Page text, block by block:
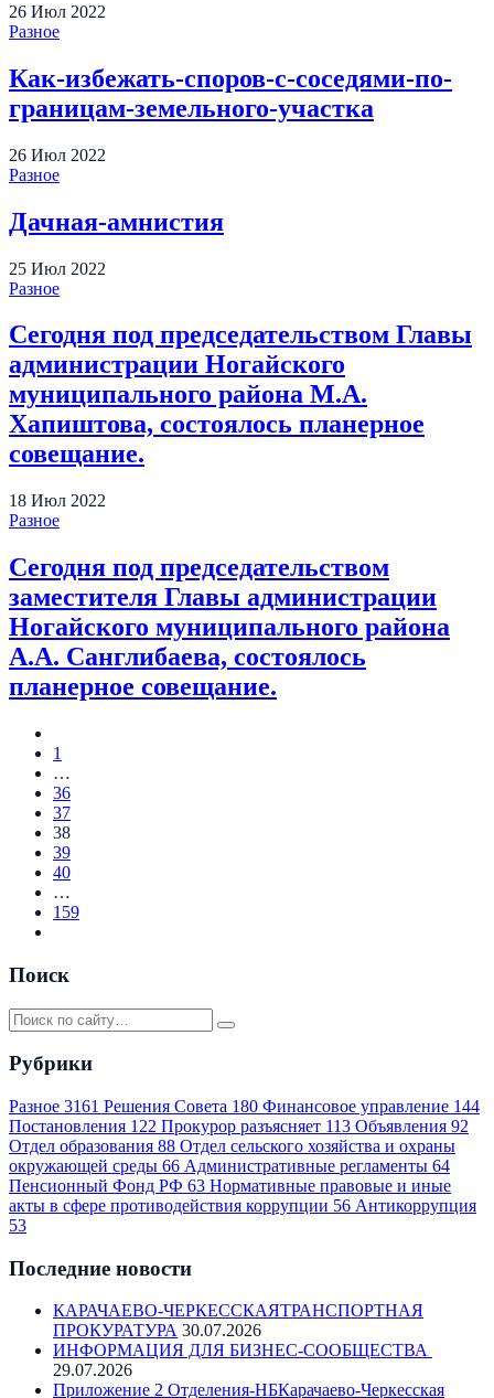
26 Июл 2022
Разное
Как-избежать-споров-с-соседями-по-
границам-земельного-участка
26 Июл 2022
Разное
Дачная-амнистия
25 Июл 2022
Разное
Сегодня под председательством Главы
администрации Ногайского
муниципального района М.А.
Хапиштова, состоялось планерное
совещание.
18 Июл 2022
Разное
Сегодня под председательством
заместителя Главы администрации
Ногайского муниципального района
А.А. Санглибаева, состоялось
планерное совещание.
1
…
36
37
38
39
40
…
159
Поиск
Рубрики
Разное 3161 Решения Совета 180 Финансовое управление 144
Постановления 122 Прокурор разъясняет 113 Объявления 92
Отдел образования 88 Отдел сельского хозяйства и охраны
окружающей среды 66 Административные регламенты 64
Пенсионный Фонд РФ 63 Нормативные правовые и иные
акты в сфере противодействия коррупции 56 Антикоррупция
53
Последние новости
КАРАЧАЕВО-ЧЕРКЕССКАЯТРАНСПОРТНАЯ
ПРОКУРАТУРА 30.07.2026
ИНФОРМАЦИЯ ДЛЯ БИЗНЕС-СООБЩЕСТВА
29.07.2026
Приложение 2 Отделения-НБКарачаево-Черкесская